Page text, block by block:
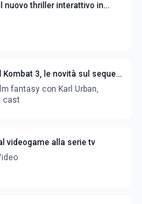
nuovo thriller interattivo in
si gioca
Kombat 3, le novità sul sequel
fantasy con Karl Urban,
cast
videogame alla serie tv